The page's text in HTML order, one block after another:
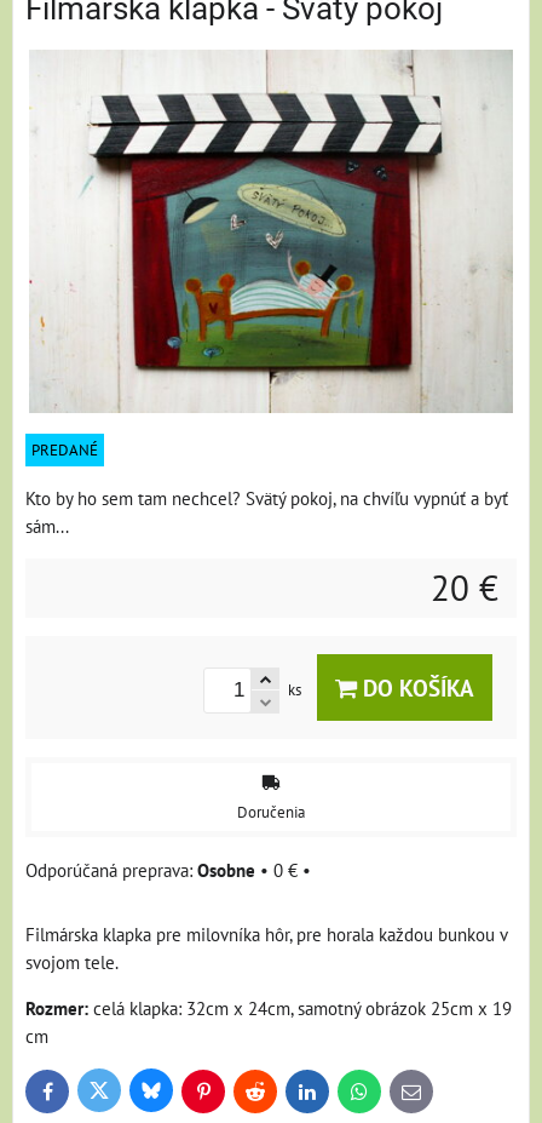
Filmárska klapka - Svätý pokoj
PREDANÉ
Kto by ho sem tam nechcel? Svätý pokoj, na chvíľu vypnúť a byť
sám...
20 €
ks DO KOŠÍKA
Doručenia
Osobne • 0 € •
Filmárska klapka pre milovníka hôr, pre horala každou bunkou v
svojom tele.
Rozmer: celá klapka: 32cm x 24cm, samotný obrázok 25cm x 19
cm
FacebookTwitter BlueskyPinterestReddit LinkedInWhatsApp
E-
mail